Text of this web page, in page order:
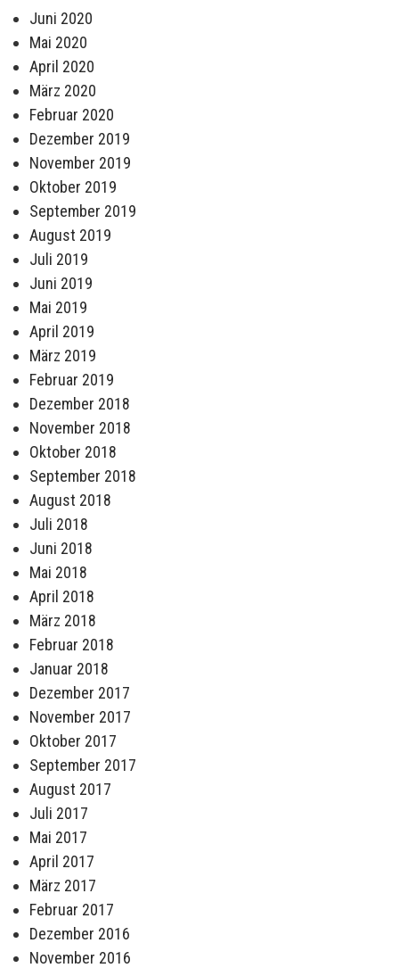
Juni 2020
Mai 2020
April 2020
März 2020
Februar 2020
Dezember 2019
November 2019
Oktober 2019
September 2019
August 2019
Juli 2019
Juni 2019
Mai 2019
April 2019
März 2019
Februar 2019
Dezember 2018
November 2018
Oktober 2018
September 2018
August 2018
Juli 2018
Juni 2018
Mai 2018
April 2018
März 2018
Februar 2018
Januar 2018
Dezember 2017
November 2017
Oktober 2017
September 2017
August 2017
Juli 2017
Mai 2017
April 2017
März 2017
Februar 2017
Dezember 2016
November 2016